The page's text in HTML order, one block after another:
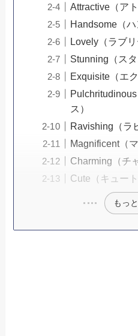
Attractive（ア
Handsome（ハ
Lovely（ラブリ
Stunning（スタ
Exquisite（エ
ス）
Ravishing（ラ
Magnificent（
Charming（チ
Cute（キュート
もっ